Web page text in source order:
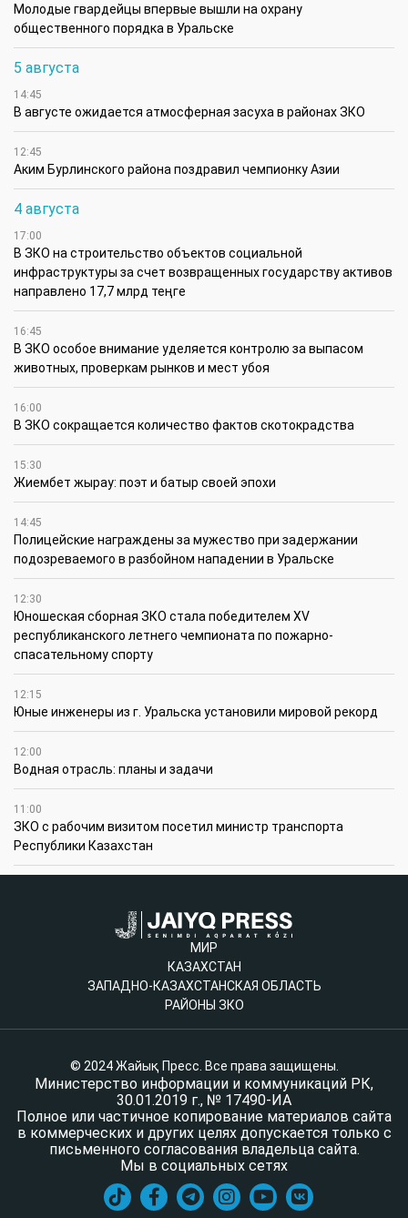
Молодые гвардейцы впервые вышли на охрану
общественного порядка в Уральске
5 августа
14:45
В августе ожидается атмосферная засуха в районах ЗКО
12:45
Аким Бурлинского района поздравил чемпионку Азии
4 августа
17:00
В ЗКО на строительство объектов социальной
инфраструктуры за счет возвращенных государству активов
направлено 17,7 млрд теңге
16:45
В ЗКО особое внимание уделяется контролю за выпасом
животных, проверкам рынков и мест убоя
16:00
В ЗКО сокращается количество фактов скотокрадства
15:30
Жиембет жырау: поэт и батыр своей эпохи
14:45
Полицейские награждены за мужество при задержании
подозреваемого в разбойном нападении в Уральске
12:30
Юношеская сборная ЗКО стала победителем XV
республиканского летнего чемпионата по пожарно-
спасательному спорту
12:15
Юные инженеры из г. Уральска установили мировой рекорд
12:00
Водная отрасль: планы и задачи
11:00
ЗКО с рабочим визитом посетил министр транспорта
Республики Казахстан
МИР
КАЗАХСТАН
ЗАПАДНО-КАЗАХСТАНСКАЯ ОБЛАСТЬ
РАЙОНЫ ЗКО
© 2024 Жайық Пресс. Все права защищены.
Министерство информации и коммуникаций РК,
30.01.2019 г., № 17490-ИА
Полное или частичное копирование материалов сайта
в коммерческих и других целях допускается только с
письменного согласования владельца сайта.
Мы в социальных сетях